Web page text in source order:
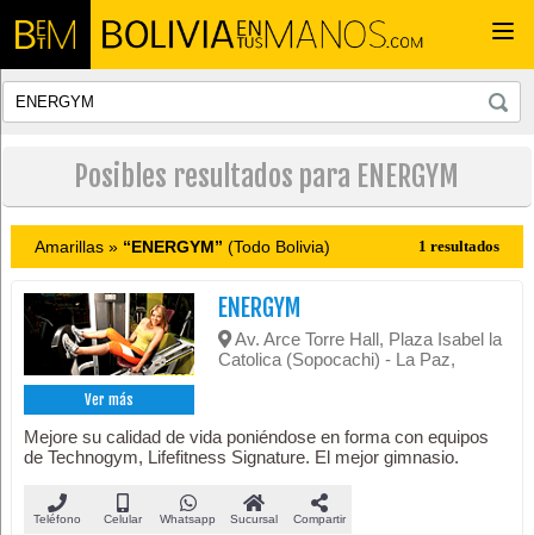
Posibles resultados para ENERGYM
Amarillas » “ENERGYM” (Todo Bolivia) 1 resultados
Ver más
ENERGYM
Av. Arce Torre Hall, Plaza Isabel la
Catolica (Sopocachi) - La Paz,
Mejore su calidad de vida poniéndose en forma con equipos
de Technogym, Lifefitness Signature. El mejor gimnasio.
Teléfono Celular Whatsapp Sucursal Compartir